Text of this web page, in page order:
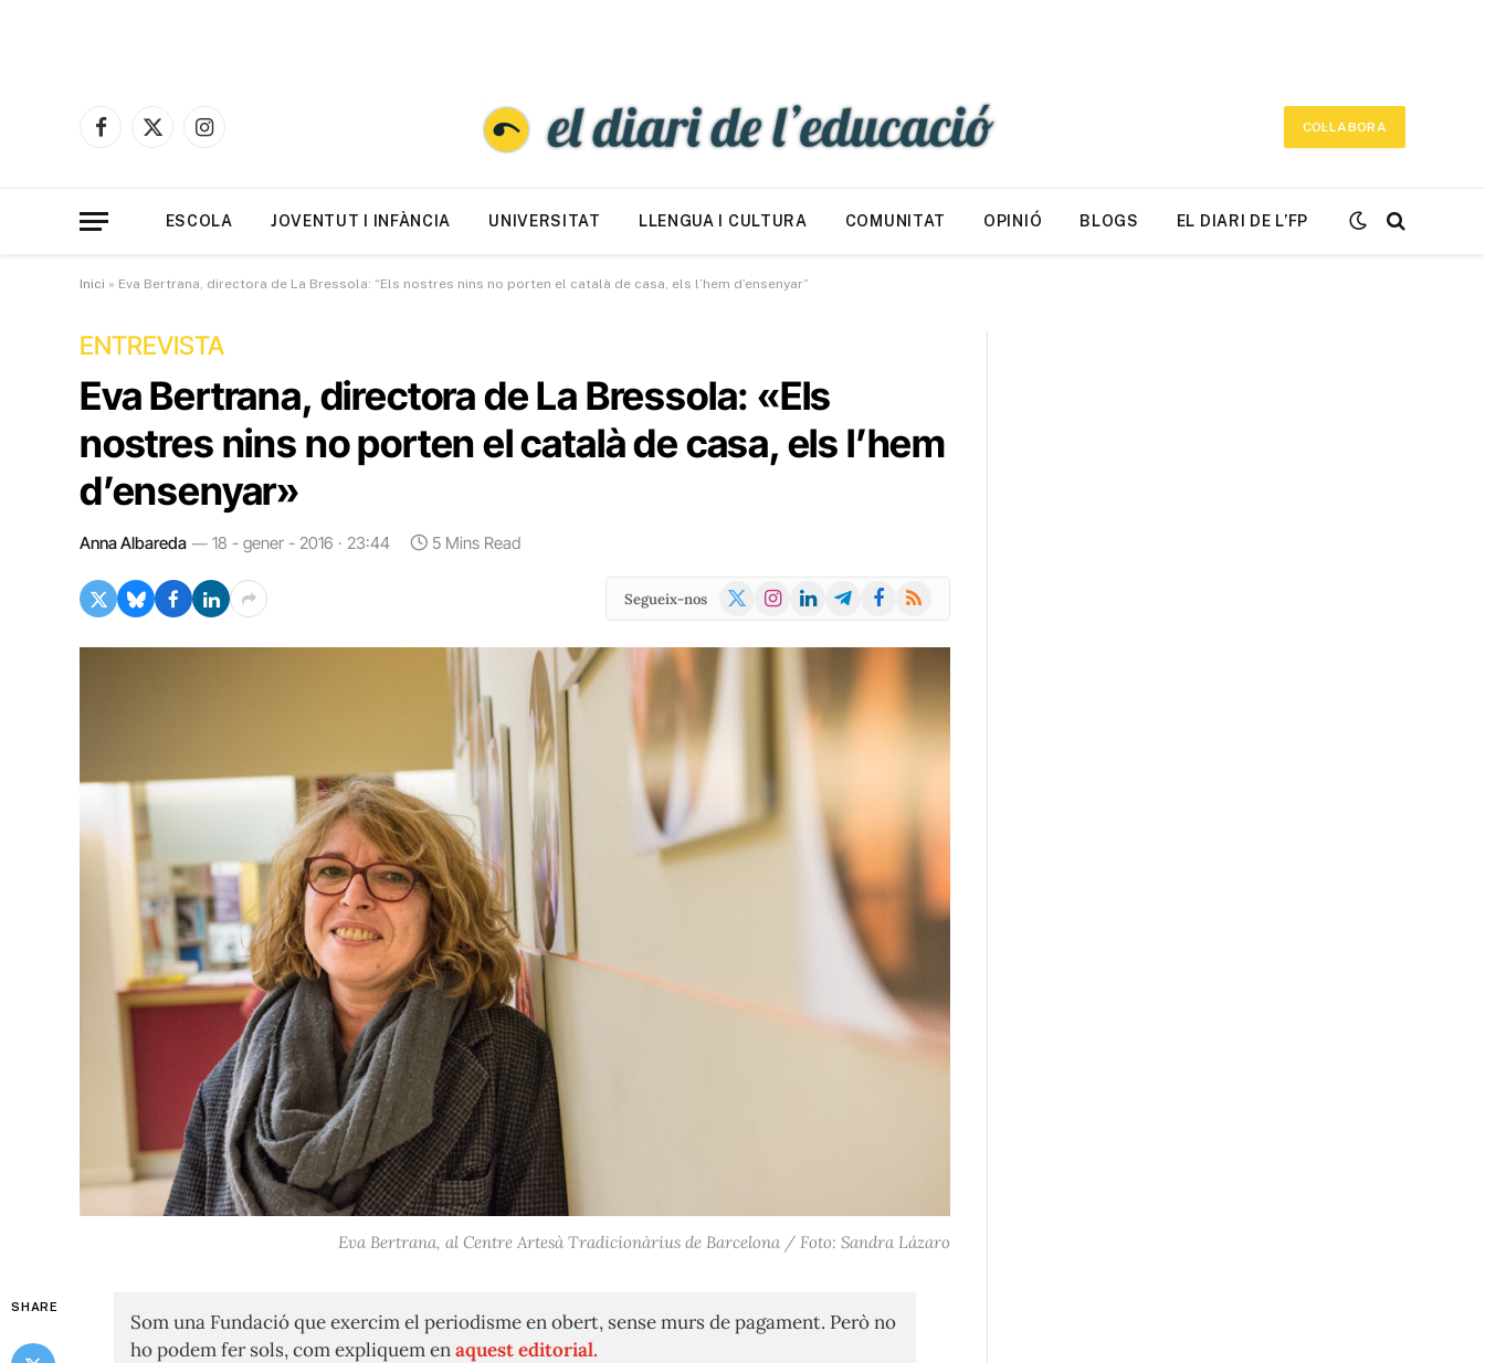
Facebook
X
Instagram
COL·LABORA
ESCOLA JOVENTUT I INFÀNCIA UNIVERSITAT LLENGUA I CULTURA COMUNITAT OPINIÓ BLOGS EL DIARI DE L’FP
Inici » Eva Bertrana, directora de La Bressola: “Els nostres nins no porten el català de casa, els l’hem d’ensenyar”
ENTREVISTA
Eva Bertrana, directora de La Bressola: «Els
nostres nins no porten el català de casa, els l’hem
d’ensenyar»
Anna Albareda 18 - gener - 2016 · 23:44 5 Mins Read
Segueix-nos
X
Instagram
LinkedInTelegramFacebook
RSS
Eva Bertrana, al Centre Artesà Tradicionàrius de Barcelona / Foto: Sandra Lázaro
SHARE
Som una Fundació que exercim el periodisme en obert, sense murs de pagament. Però no
ho podem fer sols, com expliquem enaquest editorial.